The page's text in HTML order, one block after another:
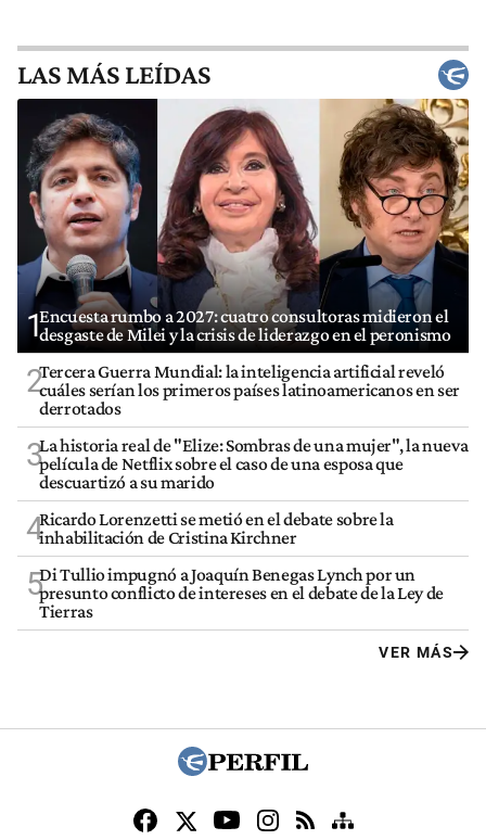
LAS MÁS LEÍDAS
1Encuesta rumbo a 2027: cuatro consultoras midieron el
desgaste de Milei y la crisis de liderazgo en el peronismo
2Tercera Guerra Mundial: la inteligencia artificial reveló
cuáles serían los primeros países latinoamericanos en ser
derrotados
3La historia real de "Elize: Sombras de una mujer", la nueva
película de Netflix sobre el caso de una esposa que
descuartizó a su marido
4Ricardo Lorenzetti se metió en el debate sobre la
inhabilitación de Cristina Kirchner
5Di Tullio impugnó a Joaquín Benegas Lynch por un
presunto conflicto de intereses en el debate de la Ley de
Tierras
VER MÁS